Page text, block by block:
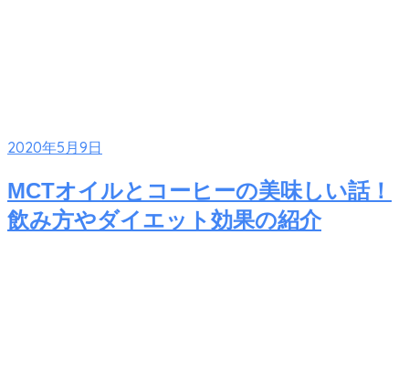
2020年5月9日
MCTオイルとコーヒーの美味しい話！
飲み方やダイエット効果の紹介